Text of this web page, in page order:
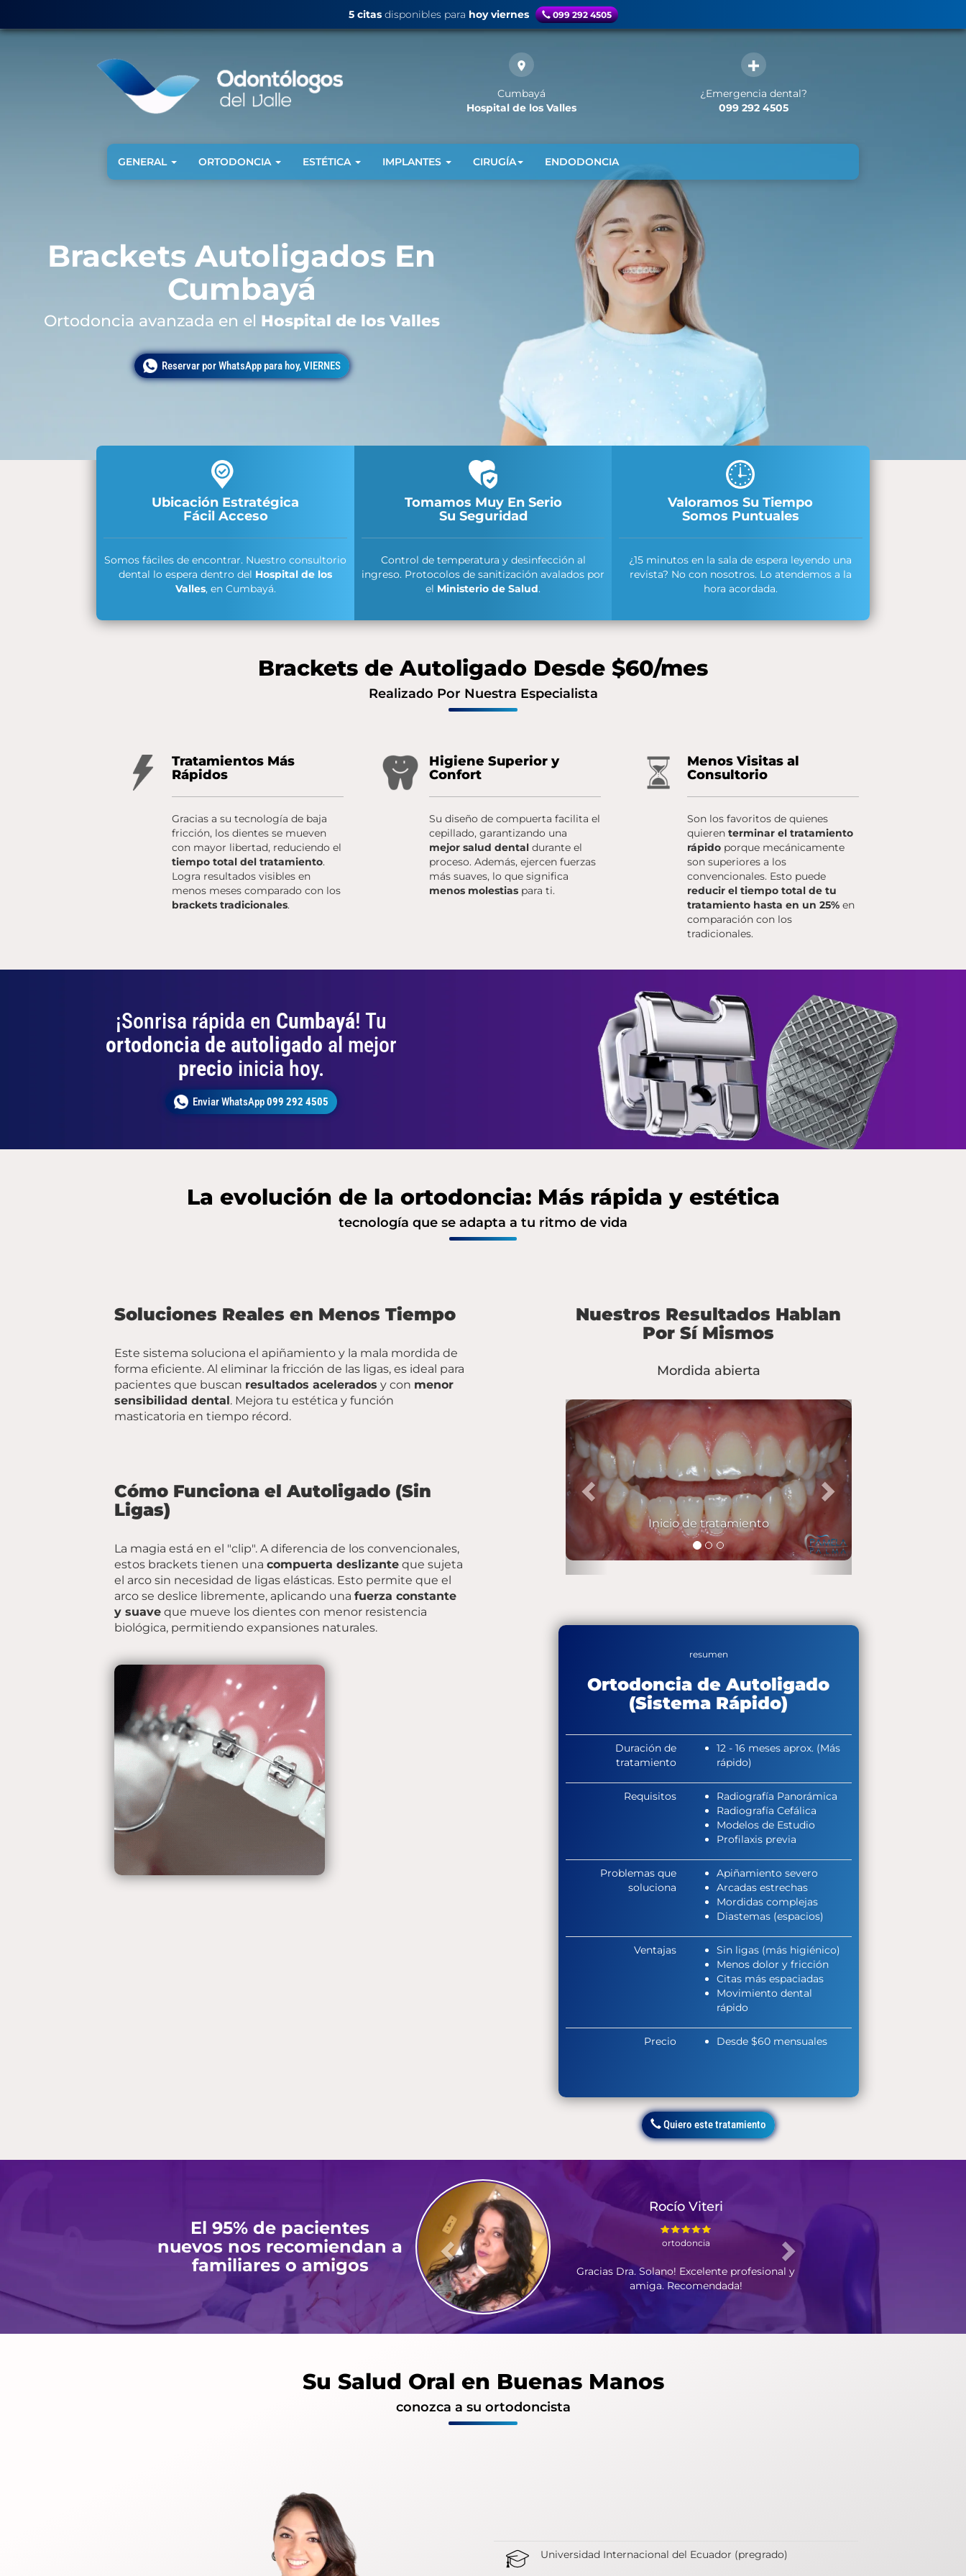
5 citas disponiblespara hoy viernes 099 292 4505
Cumbayá
Hospital de los Valles
¿Emergencia dental?
099 292 4505
GENERAL ORTODONCIA ESTÉTICA IMPLANTES CIRUGÍA ENDODONCIA
Brackets Autoligados En
Cumbayá
Ortodoncia avanzada en el Hospital de los Valles
Reservar por WhatsApp para hoy, VIERNES
Ubicación Estratégica
Fácil Acceso
Somos fáciles de encontrar. Nuestro consultorio
dental lo espera dentro del Hospital de los
Valles, en Cumbayá.
Tomamos Muy En Serio
Su Seguridad
Control de temperatura y desinfección al
ingreso. Protocolos de sanitización avalados por
el Ministerio de Salud.
Valoramos Su Tiempo
Somos Puntuales
¿15 minutos en la sala de espera leyendo una
revista? No con nosotros. Lo atendemos a la
hora acordada.
Brackets de Autoligado Desde $60/mes
Realizado Por Nuestra Especialista
Tratamientos Más
Rápidos
Gracias a su tecnología de baja
fricción, los dientes se mueven
con mayor libertad, reduciendo el
tiempo total del tratamiento.
Logra resultados visibles en
menos meses comparado con los
brackets tradicionales.
Higiene Superior y
Confort
Su diseño de compuerta facilita el
cepillado, garantizando una
mejor salud dental durante el
proceso. Además, ejercen fuerzas
más suaves, lo que significa
menos molestias para ti.
Menos Visitas al
Consultorio
Son los favoritos de quienes
quieren terminar el tratamiento
rápidoporque mecánicamente
son superiores a los
convencionales. Esto puede
reducir el tiempo total de tu
tratamiento hasta en un 25%en
comparación con los
tradicionales.
¡Sonrisa rápida en Cumbayá! Tu
ortodoncia de autoligado al mejor
precio inicia hoy.
Enviar WhatsApp099 292 4505
La evolución de la ortodoncia: Más rápida y estética
tecnología que se adapta a tu ritmo de vida
Soluciones Reales en Menos Tiempo
Este sistema soluciona el apiñamiento y la mala mordida de
forma eficiente. Al eliminar la fricción de las ligas, es ideal para
pacientes que buscan resultados acelerados y con menor
sensibilidad dental. Mejora tu estética y función
masticatoria en tiempo récord.
Cómo Funciona el Autoligado (Sin
Ligas)
La magia está en el "clip". A diferencia de los convencionales,
estos brackets tienen unacompuerta deslizante que sujeta
el arco sin necesidad de ligas elásticas. Esto permite que el
arco se deslice libremente, aplicando unafuerza constante
y suave que mueve los dientes con menor resistencia
biológica, permitiendo expansiones naturales.
Nuestros Resultados Hablan
Por Sí Mismos
Mordida abierta
Durante tratamiento
Previous Next
resumen
Ortodoncia de Autoligado
(Sistema Rápido)
Duración de
tratamiento
12 - 16 meses aprox. (Más
rápido)
Requisitos
Radiografía Panorámica
Radiografía Cefálica
Modelos de Estudio
Profilaxis previa
Problemas que
soluciona
Apiñamiento severo
Arcadas estrechas
Mordidas complejas
Diastemas (espacios)
Ventajas
Sin ligas (más higiénico)
Menos dolor y fricción
Citas más espaciadas
Movimiento dental
rápido
Precio Desde $60 mensuales
Quiero este tratamiento
El 95% de pacientes
nuevos nos recomiendan a
familiares o amigos
Verónica Díaz
emergencia dental
Me arreglaron mi muela rota el mismo día.
Gracias Odontólogos del Valle
Previous
Su Salud Oral en Buenas Manos
conozca a su ortodoncista
Universidad Internacional del Ecuador (pregrado)